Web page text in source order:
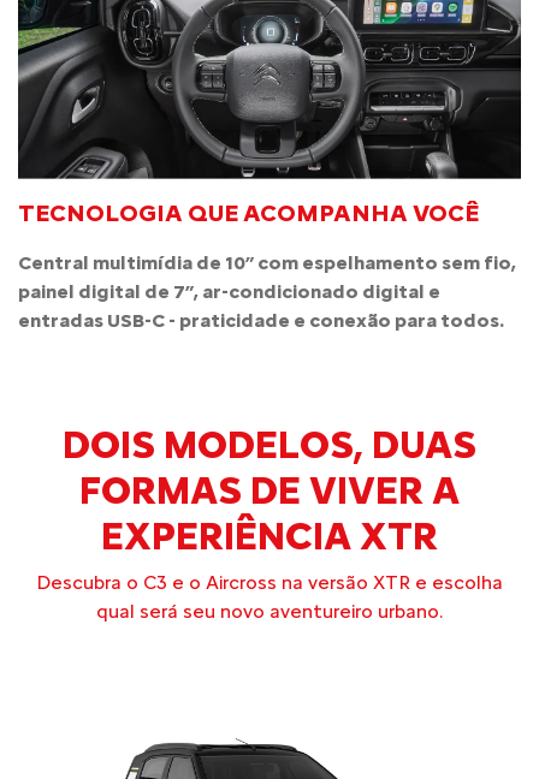
TECNOLOGIA QUE ACOMPANHA VOCÊ
Central multimídia de 10” com espelhamento sem fio,
painel digital de 7”, ar-condicionado digital e
entradas USB-C - praticidade e conexão para todos.
DOIS MODELOS, DUAS
FORMAS DE VIVER A
EXPERIÊNCIA XTR
Descubra o C3 e o Aircross na versão XTR e escolha
qual será seu novo aventureiro urbano.